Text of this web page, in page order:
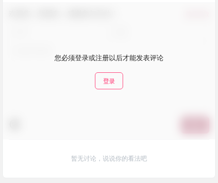
您必须登录或注册以后才能发表评论
登录
暂无讨论，说说你的看法吧